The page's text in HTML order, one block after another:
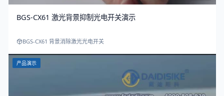
BGS-CX61 激光背景抑制光电开关演示
BGS-CX61 背景消除激光光电开关
产品演示